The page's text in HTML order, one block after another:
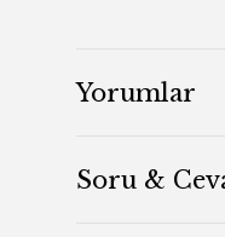
Yorumlar
Soru &